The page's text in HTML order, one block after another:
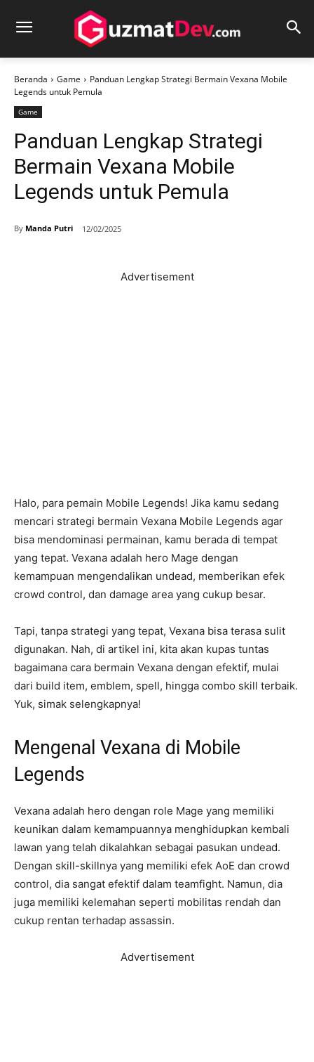
Beranda Game
Panduan Lengkap Strategi Bermain Vexana Mobile
Legends untuk Pemula
Game
Panduan Lengkap Strategi
Bermain Vexana Mobile
Legends untuk Pemula
By Manda Putri 12/02/2025
Advertisement
Halo, para pemain Mobile Legends! Jika kamu sedang
mencari strategi bermain Vexana Mobile Legends agar
bisa mendominasi permainan, kamu berada di tempat
yang tepat. Vexana adalah hero Mage dengan
kemampuan mengendalikan undead, memberikan efek
crowd control, dan damage area yang cukup besar.
Tapi, tanpa strategi yang tepat, Vexana bisa terasa sulit
digunakan. Nah, di artikel ini, kita akan kupas tuntas
bagaimana cara bermain Vexana dengan efektif, mulai
dari build item, emblem, spell, hingga combo skill terbaik.
Yuk, simak selengkapnya!
Mengenal Vexana di Mobile
Legends
Vexana adalah hero dengan role Mage yang memiliki
keunikan dalam kemampuannya menghidupkan kembali
lawan yang telah dikalahkan sebagai pasukan undead.
Dengan skill-skillnya yang memiliki efek AoE dan crowd
control, dia sangat efektif dalam teamfight. Namun, dia
juga memiliki kelemahan seperti mobilitas rendah dan
cukup rentan terhadap assassin.
Advertisement